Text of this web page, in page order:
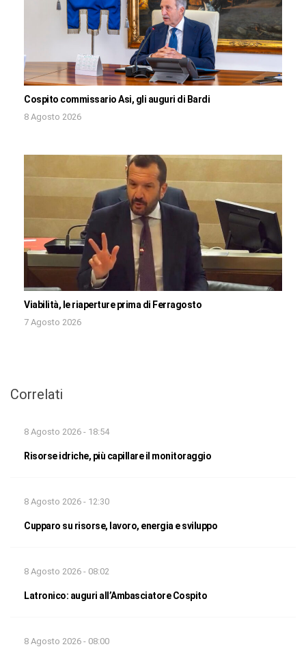
Cospito commissario Asi, gli auguri di Bardi
8 Agosto 2026
Viabilità, le riaperture prima di Ferragosto
7 Agosto 2026
Correlati
8 Agosto 2026 - 18:54
Risorse idriche, più capillare il monitoraggio
8 Agosto 2026 - 12:30
Cupparo su risorse, lavoro, energia e sviluppo
8 Agosto 2026 - 08:02
Latronico: auguri all’Ambasciatore Cospito
8 Agosto 2026 - 08:00